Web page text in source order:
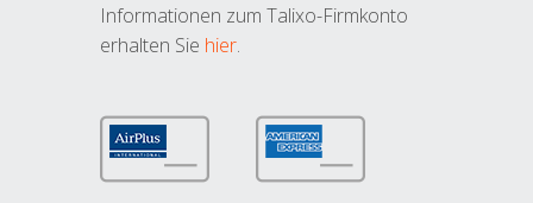
Informationen zum Talixo-Firmkonto
erhalten Sie hier.